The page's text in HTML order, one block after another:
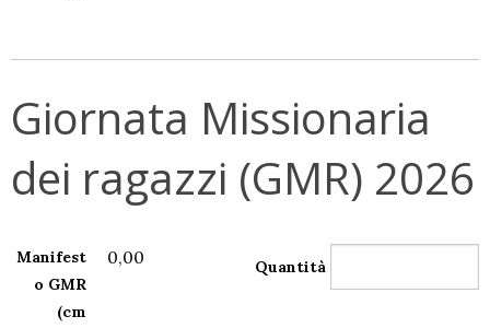
Giornata Missionaria
dei ragazzi (GMR) 2026
Manifest
o GMR
(cm
0,00 Quantità